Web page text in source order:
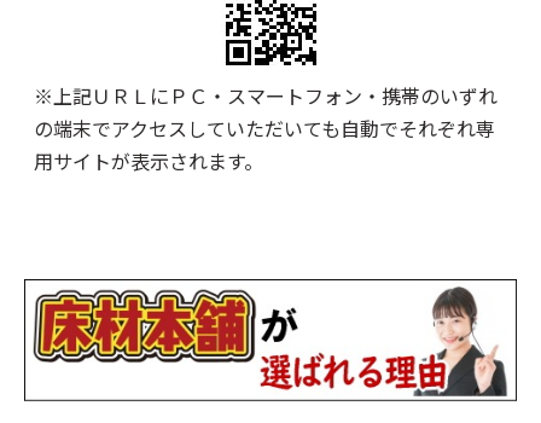
※上記ＵＲＬにＰＣ・スマートフォン・携帯のいずれ
の端末でアクセスしていただいても自動でそれぞれ専
用サイトが表示されます。